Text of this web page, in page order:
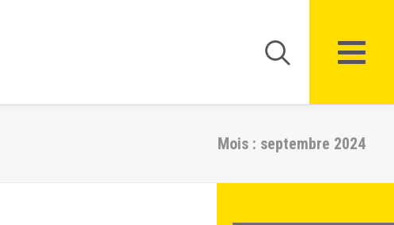
Mois : septembre 2024